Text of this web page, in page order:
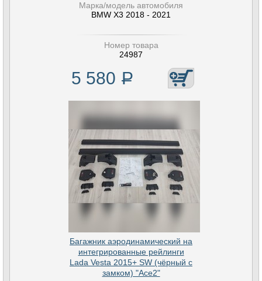
Марка/модель автомобиля
BMW X3 2018 - 2021
Номер товара
24987
5 580 Р
Багажник аэродинамический на
интегрированные рейлинги
Lada Vesta 2015+ SW (чёрный с
замком) "Ace2"